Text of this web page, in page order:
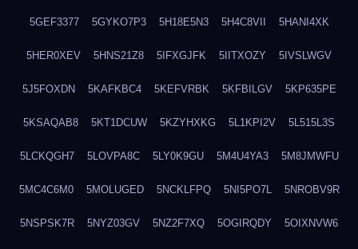
5GEF3377 5GYKO7P3 5H18E5N3 5H4C8VII 5HANI4XK
5HER0XEV 5HNS21Z8 5IFXGJFK 5IITXOZY 5IVSLWGV
5J5FOXDN 5KAFKBC4 5KEFVRBK 5KFBILGV 5KP635PE
5KSAQAB8 5KT1DCUW 5KZYHXKG 5L1KPI2V 5L515L3S
5LCKQGH7 5LOVPA8C 5LY0K9GU 5M4U4YA3 5M8JMWFU
5MC4C6M0 5MOLUGED 5NCKLFPQ 5NI5PO7L 5NROBV9R
5NSPSK7R 5NYZ03GV 5NZ2F7XQ 5OGIRQDY 5OIXNVW6